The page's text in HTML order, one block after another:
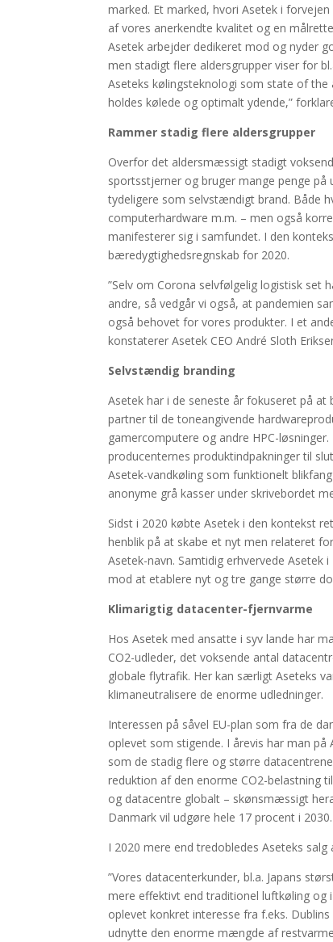
marked. Et marked, hvori Asetek i
af vores anerkendte kvalitet og en
Asetek arbejder dedikeret mod og nyder
men stadigt flere aldersgrupper viser for
Aseteks kølingsteknologi som state of
holdes kølede og optimalt ydende,”
Rammer stadig flere aldersgrupper
Overfor det aldersmæssigt stadigt
sportsstjerner og bruger mange penge
tydeligere som selvstændigt brand. Både
computerhardware m.m. – men også
manifesterer sig i samfundet. I den
bæredygtighedsregnskab for 2020.
”Selv om Corona selvfølgelig logistisk
andre, så vedgår vi også, at pandemien
også behovet for vores produkter. I et
konstaterer Asetek CEO André Sloth
Selvstændig branding
Asetek har i de seneste år fokuseret på
partner til de toneangivende
gamercomputere og andre HPC-
producenternes produktindpakninger til
Asetek-vandkøling som funktionelt
anonyme grå kasser under skrivebordet
Sidst i 2020 købte Asetek i den kontekst
henblik på at skabe et nyt men relateret
Asetek-navn. Samtidig erhvervede Asetek
mod at etablere nyt og tre gange større
Klimarigtig datacenter-fjernvarme
Hos Asetek med ansatte i syv lande har
CO2-udleder, det voksende antal
globale flytrafik. Her kan særligt Aseteks
klimaneutralisere de enorme udledninger.
Interessen på såvel EU-plan som fra de
oplevet som stigende. I årevis har man
som de stadig flere og større
reduktion af den enorme CO2-belastning
og datacentre globalt – skønsmæssigt
Danmark vil udgøre hele 17 procent i 2030.
I 2020 mere end tredobledes Aseteks
”Vores datacenterkunder, bl.a. Japans
mere effektivt end traditionel luftkøling og
oplevet konkret interesse fra f.eks.
udnytte den enorme mængde af